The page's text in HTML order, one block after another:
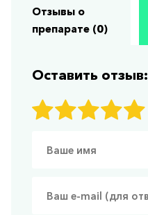
Отзывы о
препарате (0)
Оставить отзыв: